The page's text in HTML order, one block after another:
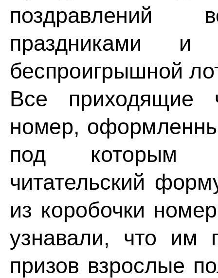
поздравлений
праздниками и
беспроигрышной
Все приходящие
номер,
под которым
читательский
из коробочки
узнавали, что им
призов взрослые